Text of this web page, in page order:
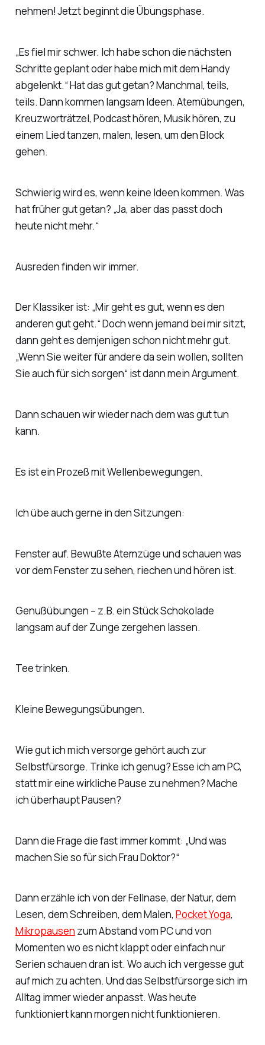
nehmen! Jetzt beginnt die Übungsphase.
„Es fiel mir schwer. Ich habe schon die nächsten
Schritte geplant oder habe mich mit dem Handy
abgelenkt.“ Hat das gut getan? Manchmal, teils,
teils. Dann kommen langsam Ideen. Atemübungen,
Kreuzworträtzel, Podcast hören, Musik hören, zu
einem Lied tanzen, malen, lesen, um den Block
gehen.
Schwierig wird es, wenn keine Ideen kommen. Was
hat früher gut getan? „Ja, aber das passt doch
heute nicht mehr.“
Ausreden finden wir immer.
Der Klassiker ist: „Mir geht es gut, wenn es den
anderen gut geht.“ Doch wenn jemand bei mir sitzt,
dann geht es demjenigen schon nicht mehr gut.
„Wenn Sie weiter für andere da sein wollen, sollten
Sie auch für sich sorgen“ ist dann mein Argument.
Dann schauen wir wieder nach dem was gut tun
kann.
Es ist ein Prozeß mit Wellenbewegungen.
Ich übe auch gerne in den Sitzungen:
Fenster auf. Bewußte Atemzüge und schauen was
vor dem Fenster zu sehen, riechen und hören ist.
Genußübungen – z.B. ein Stück Schokolade
langsam auf der Zunge zergehen lassen.
Tee trinken.
Kleine Bewegungsübungen.
Wie gut ich mich versorge gehört auch zur
Selbstfürsorge. Trinke ich genug? Esse ich am PC,
statt mir eine wirkliche Pause zu nehmen? Mache
ich überhaupt Pausen?
Dann die Frage die fast immer kommt: „Und was
machen Sie so für sich Frau Doktor?“
Dann erzähle ich von der Fellnase, der Natur, dem
Lesen, dem Schreiben, dem Malen, Pocket Yoga,
Mikropausen zum Abstand vom PC und von
Momenten wo es nicht klappt oder einfach nur
Serien schauen dran ist. Wo auch ich vergesse gut
auf mich zu achten. Und das Selbstfürsorge sich im
Alltag immer wieder anpasst. Was heute
funktioniert kann morgen nicht funktionieren.